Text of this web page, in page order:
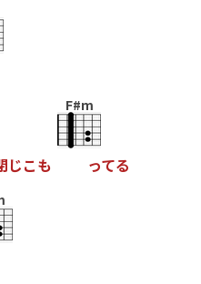
じこも
F#m
ってる